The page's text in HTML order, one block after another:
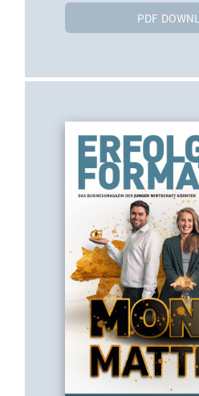
PDF